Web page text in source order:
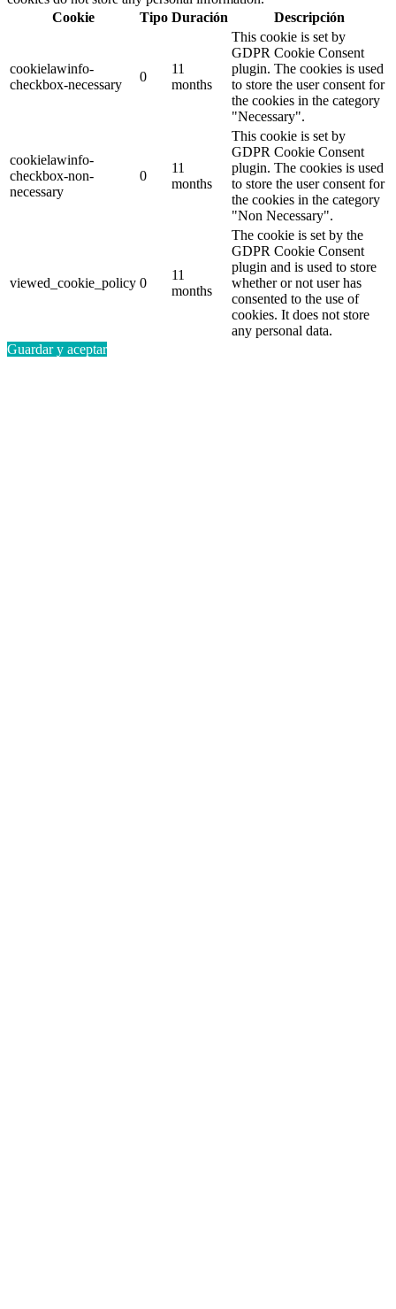
Cookie
Tipo Duración Descripción
cookielawinfo-
checkbox-necessary
0
11
months
This cookie is set by
GDPR Cookie Consent
plugin. The cookies is used
to store the user consent for
the cookies in the category
"Necessary".
cookielawinfo-
checkbox-non-
necessary
0
11
months
This cookie is set by
GDPR Cookie Consent
plugin. The cookies is used
to store the user consent for
the cookies in the category
"Non Necessary".
viewed_cookie_policy 0
11
months
The cookie is set by the
GDPR Cookie Consent
plugin and is used to store
whether or not user has
consented to the use of
cookies. It does not store
any personal data.
Guardar y aceptar